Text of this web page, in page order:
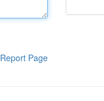
Report Page